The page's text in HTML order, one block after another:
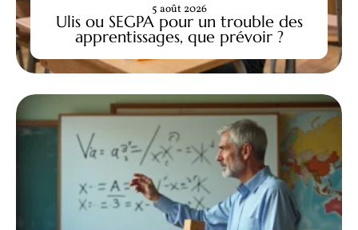
Ulis ou SEGPA pour un trouble des
apprentissages, que prévoir ?
5 août 2026